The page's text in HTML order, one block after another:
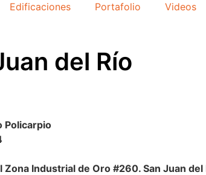
Edificaciones Portafolio Videos
del Río
Policarpio
Zona Industrial de Oro #260. San Juan